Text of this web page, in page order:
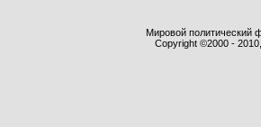
Мировой политический
Copyright ©2000 -